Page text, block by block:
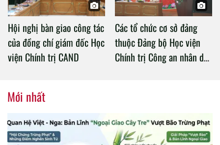
Hội nghị bàn giao công tác
của đồng chí giám đốc Học
viện Chính trị CAND
Các tổ chức cơ sở đảng
thuộc Đảng bộ Học viện
Chính trị Công an nhân dân
Mới nhất